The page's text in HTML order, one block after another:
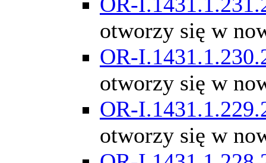
otworzy się w
OR-
otworzy się w
OR-
otworzy się w